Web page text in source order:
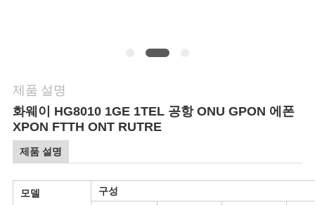
요
인
용
제품 설명
화웨이 HG8010 1GE 1TEL 공항 ONU GPON 에폰
XPON FTTH ONT RUTRE
제품 설명
모델
구성